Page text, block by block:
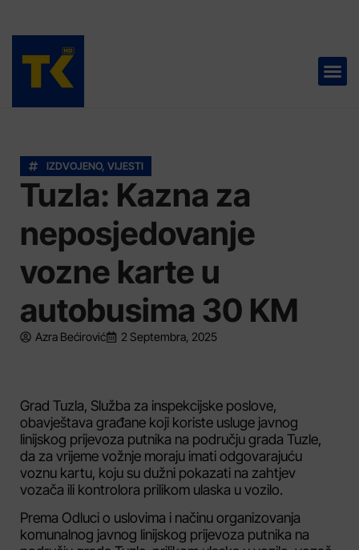
IZDVOJENO, VIJESTI
Tuzla: Kazna za
neposjedovanje
vozne karte u
autobusima 30 KM
Azra Bećirović 2 Septembra, 2025
Grad Tuzla, Služba za inspekcijske poslove,
obavještava građane koji koriste usluge javnog
linijskog prijevoza putnika na području grada Tuzle,
da za vrijeme vožnje moraju imati odgovarajuću
voznu kartu, koju su dužni pokazati na zahtjev
vozača ili kontrolora prilikom ulaska u vozilo.
Prema Odluci o uslovima i načinu organizovanja
komunalnog javnog linijskog prijevoza putnika na